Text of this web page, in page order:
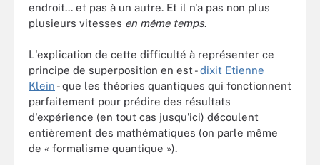
endroit... et pas à un autre. Et il n'a pas non plus
plusieurs vitesses en même temps.
L'explication de cette difficulté à représenter ce
principe de superposition en est -dixit Etienne
Klein - que les théories quantiques qui fonctionnent
parfaitement pour prédire des résultats
d'expérience (en tout cas jusqu'ici) découlent
entièrement des mathématiques (on parle même
de « formalisme quantique »).